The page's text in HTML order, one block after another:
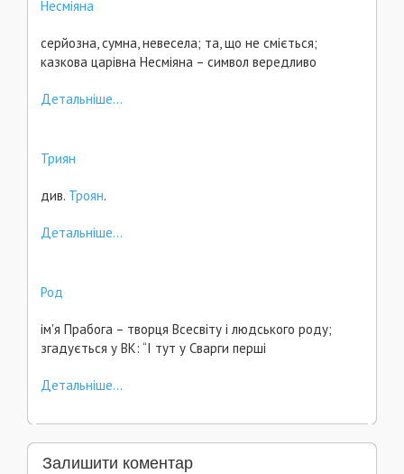
Несміяна
серйозна, сумна, невесела; та, що не сміється;
казкова царівна Несміяна – символ вередливо
Детальніше...
Триян
див. Троян.
Детальніше...
Род
ім'я Прабога – творця Всесвіту і людського роду;
згадується у ВК: “І тут у Сварги перші
Детальніше...
Залишити коментар